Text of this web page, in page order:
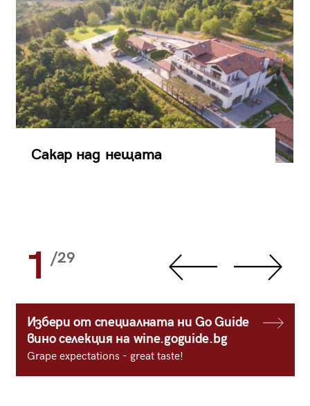
Сакар над нещата
1 /29
Избери от специалната ни Go Guide
вино селекция на wine.goguide.bg
Grape expectations - great taste!